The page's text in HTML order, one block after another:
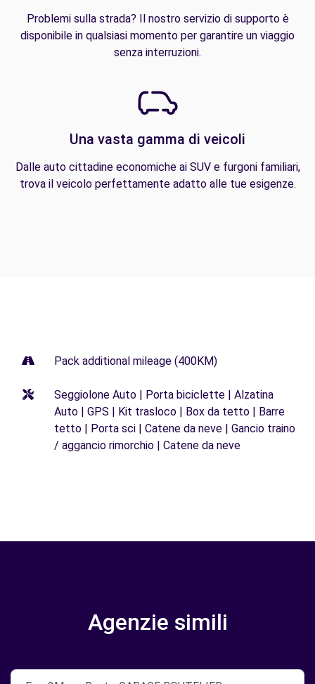
Problemi sulla strada? Il nostro servizio di supporto è
disponibile in qualsiasi momento per garantire un viaggio
senza interruzioni.
Una vasta gamma di veicoli
Dalle auto cittadine economiche ai SUV e furgoni familiari,
trova il veicolo perfettamente adatto alle tue esigenze.
Pack additional mileage (400KM)
Seggiolone Auto | Porta biciclette | Alzatina
Auto | GPS | Kit trasloco | Box da tetto | Barre
tetto | Porta sci | Catene da neve | Gancio traino
/ aggancio rimorchio | Catene da neve
Agenzie simili